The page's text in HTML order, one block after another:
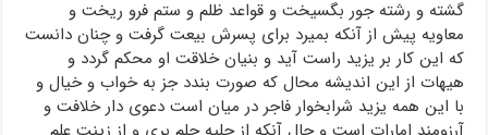
گشته و رشته جور بگسیخت و قواعد ظلم و ستم فرو ریخت و
معاویه پیش از آنکه بمیرد برای پسرش بیعت گرفت و چنان دانست
که این کار بر یزید راست آید و بنیان خلاقت او محکم گردد و
هیهات از این اندیشه محال که صورت بندد جز به خواب و خیال و
با این همه یزید شرابخوار فاجر در میان است دعوی دار خلافت و